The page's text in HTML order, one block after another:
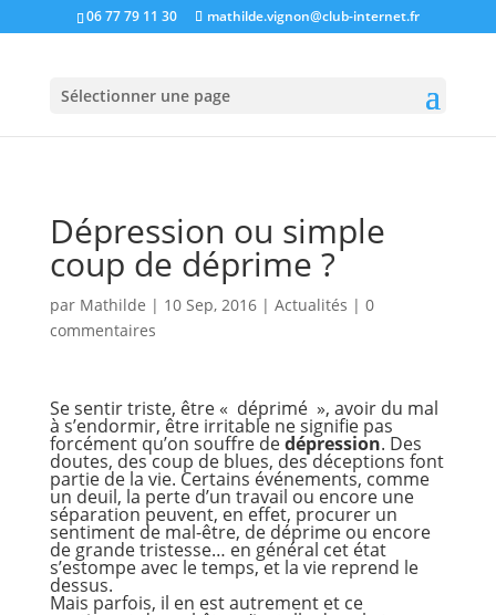
06 77 79 11 30 mathilde.vignon@club-internet.fr
Sélectionner une page
Dépression ou simple
coup de déprime ?
par Mathilde | 10 Sep, 2016| Actualités | 0
commentaires
Se sentir triste, être « déprimé », avoir du mal
à s’endormir, être irritable ne signifie pas
forcément qu’on souffre dedépression. Des
doutes, des coup de blues, des déceptions font
partie de la vie. Certains événements, comme
un deuil, la perte d’un travail ou encore une
séparation peuvent, en effet, procurer un
sentiment de mal-être, de déprime ou encore
de grande tristesse… en général cet état
s’estompe avec le temps, et la vie reprend le
dessus.
Mais parfois, il en est autrement et ce